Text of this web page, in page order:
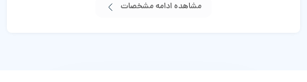
مشاهده ادامه مشخصات